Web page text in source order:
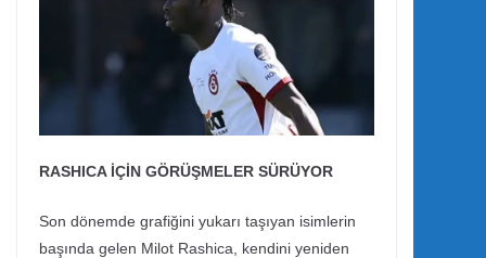
RASHICA İÇİN GÖRÜŞMELER SÜRÜYOR
Son dönemde grafiğini yukarı taşıyan isimlerin
başında gelen Milot Rashica, kendini yeniden